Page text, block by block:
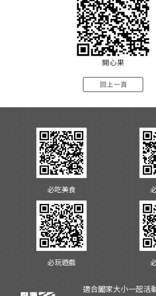
開心果
必吃美食
必玩遊戲
適合闔家大小一起活